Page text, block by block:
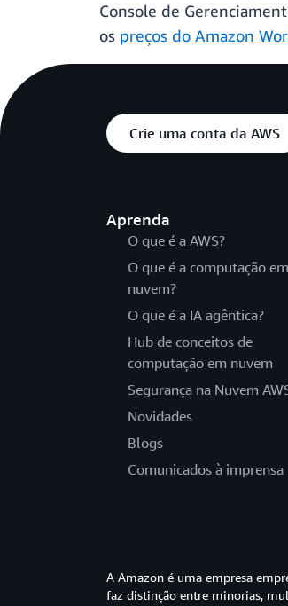
Console de
os preços do Amazon
Crie uma conta da AWS
Aprenda
O que é a AWS?
O que é a computação em
nuvem?
O que é a IA agêntica?
Hub de conceitos de
computação em nuvem
Segurança na Nuvem
Novidades
Blogs
Comunicados à imprensa
A Amazon é uma empresa
faz distinção entre minorias,